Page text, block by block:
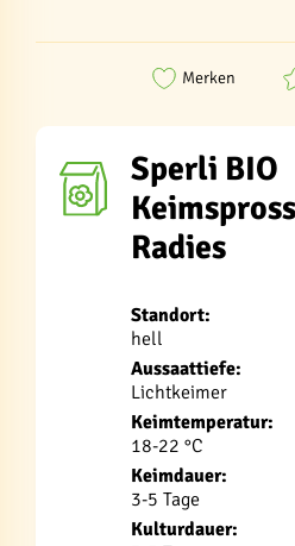
Merken
Sperli BIO
Radies
Standort:
hell
Aussaattiefe:
Lichtkeimer
Keimtemperatur:
18-22 °C
Keimdauer:
3-5 Tage
Kulturdauer: